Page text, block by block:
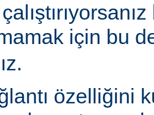
için bu
özelliğini